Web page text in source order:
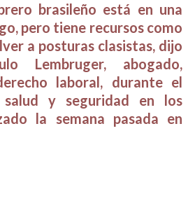
brasileño está en una
pero tiene recursos como
a posturas clasistas, dijo
Lembruger, abogado,
laboral, durante el
salud y seguridad en los
la semana pasada en